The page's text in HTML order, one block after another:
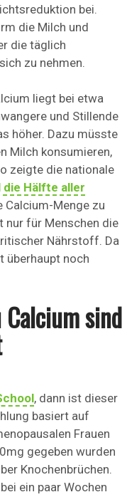
bei.
die Milch und
die täglich
zu nehmen.
liegt bei etwa
und Stillende
höher. Dazu müsste
Milch konsumieren,
zeigte die nationale
Hälfte aller
Menge zu
nur für Menschen die
Nährstoff. Da
überhaupt noch
sind
, dann ist dieser
basiert auf
Frauen
gegeben wurden
Knochenbrüchen.
ein paar Wochen